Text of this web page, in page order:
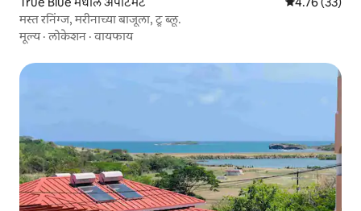
मस्त रनिंग्ज, मरीनाच्या बाजूला, ट्रू ब्लू.
मूल्य·लोकेशन ·वायफाय